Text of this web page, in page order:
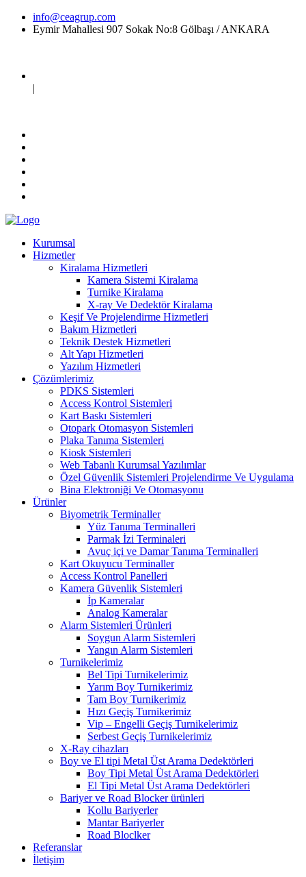
info@ceagrup.com
Eymir Mahallesi 907 Sokak No:8 Gölbaşı / ANKARA
|
Kurumsal
Hizmetler
Kiralama Hizmetleri
Kamera Sistemi Kiralama
Turnike Kiralama
X-ray Ve Dedektör Kiralama
Keşif Ve Projelendirme Hizmetleri
Bakım Hizmetleri
Teknik Destek Hizmetleri
Alt Yapı Hizmetleri
Yazılım Hizmetleri
Çözümlerimiz
PDKS Sistemleri
Access Kontrol Sistemleri
Kart Baskı Sistemleri
Otopark Otomasyon Sistemleri
Plaka Tanıma Sistemleri
Kiosk Sistemleri
Web Tabanlı Kurumsal Yazılımlar
Özel Güvenlik Sistemleri Projelendirme Ve Uygulama
Bina Elektroniği Ve Otomasyonu
Ürünler
Biyometrik Terminaller
Yüz Tanıma Terminalleri
Parmak İzi Terminaleri
Avuç içi ve Damar Tanıma Terminalleri
Kart Okuyucu Terminaller
Access Kontrol Panelleri
Kamera Güvenlik Sistemleri
İp Kameralar
Analog Kameralar
Alarm Sistemleri Ürünleri
Soygun Alarm Sistemleri
Yangın Alarm Sistemleri
Turnikelerimiz
Bel Tipi Turnikelerimiz
Yarım Boy Turnikerimiz
Tam Boy Turnikerimiz
Hızı Geçiş Turnikerimiz
Vip – Engelli Geçiş Turnikelerimiz
Serbest Geçiş Turnikelerimiz
X-Ray cihazları
Boy ve El tipi Metal Üst Arama Dedektörleri
Boy Tipi Metal Üst Arama Dedektörleri
El Tipi Metal Üst Arama Dedektörleri
Bariyer ve Road Blocker ürünleri
Kollu Bariyerler
Mantar Bariyerler
Road Bloclker
Referanslar
İletişim